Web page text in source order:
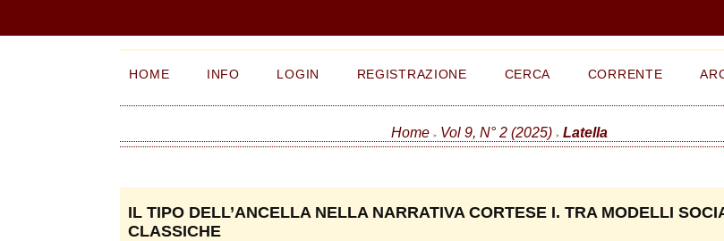
HOME INFO LOGIN REGISTRAZIONE CERCA CORRENTE
Home > Vol 9, N° 2 (2025) > Latella
IL TIPO DELL’ANCELLA NELLA NARRATIVA CORTESE I. TRA MODELLI
CLASSICHE